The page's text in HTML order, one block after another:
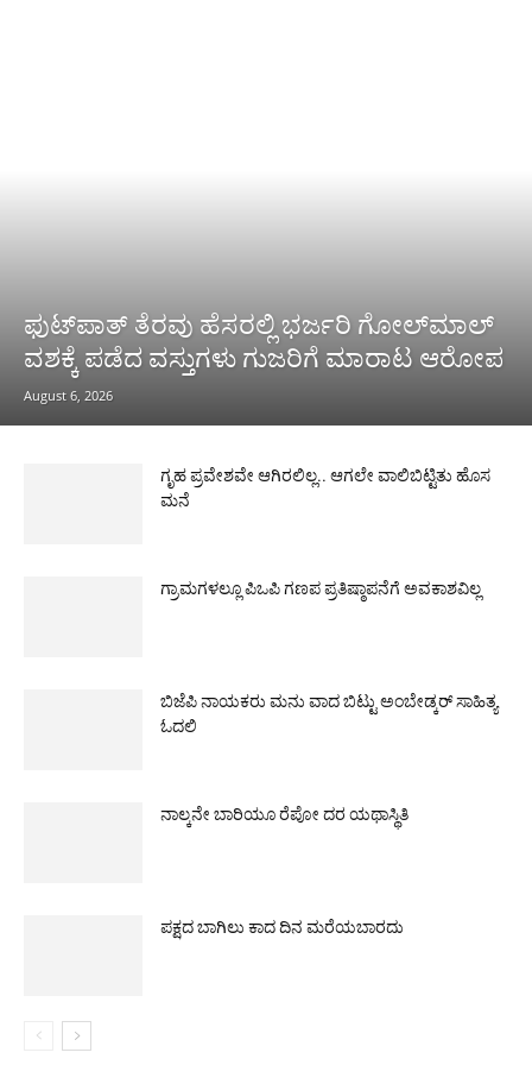
ಫುಟ್‌ಪಾತ್ ತೆರವು ಹೆಸರಲ್ಲಿ ಭರ್ಜರಿ ಗೋಲ್‌ಮಾಲ್
ವಶಕ್ಕೆ ಪಡೆದ ವಸ್ತುಗಳು ಗುಜರಿಗೆ ಮಾರಾಟ ಆರೋಪ
August 6, 2026
ಗೃಹ ಪ್ರವೇಶವೇ ಆಗಿರಲಿಲ್ಲ.. ಆಗಲೇ ವಾಲಿಬಿಟ್ಟಿತು ಹೊಸ
ಮನೆ
ಗ್ರಾಮಗಳಲ್ಲೂ ಪಿಒಪಿ ಗಣಪ ಪ್ರತಿಷ್ಠಾಪನೆಗೆ ಅವಕಾಶವಿಲ್ಲ
ಬಿಜೆಪಿ ನಾಯಕರು ಮನು ವಾದ ಬಿಟ್ಟು ಅಂಬೇಡ್ಕರ್ ಸಾಹಿತ್ಯ
ಓದಲಿ
ನಾಲ್ಕನೇ ಬಾರಿಯೂ ರೆಪೋ ದರ ಯಥಾಸ್ಥಿತಿ
ಪಕ್ಷದ ಬಾಗಿಲು ಕಾದ ದಿನ ಮರೆಯಬಾರದು